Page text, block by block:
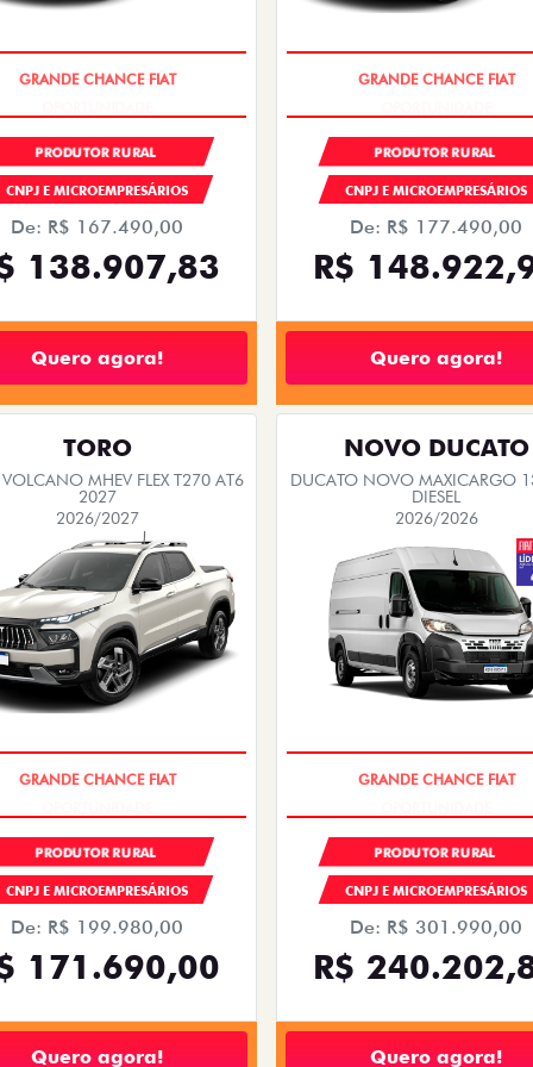
PRODUTOR RURAL
CNPJ E MICROEMPRESÁRIOS
De: R$ 167.490,00
138.907,83
Quero agora!
PRODUTOR RURAL
CNPJ E MICROEMPRESÁRIOS
De: R$ 177.490,00
R$
Quero agora!
TORO
MHEV FLEX T270 AT6
2027
2026/2027
PRODUTOR RURAL
CNPJ E MICROEMPRESÁRIOS
De: R$ 199.980,00
171.690,00
Quero agora!
NOVO DUCATO
DUCATO NOVO MAXICARGO
DIESEL
2026/2026
PRODUTOR RURAL
CNPJ E MICROEMPRESÁRIOS
De: R$ 301.990,00
R$
Quero agora!